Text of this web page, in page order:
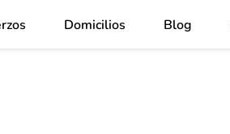
Domicilios Blog